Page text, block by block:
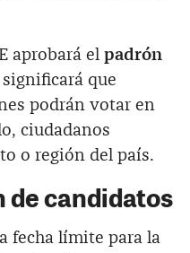
aprobará el padrón
significará que
podrán votar en
ciudadanos
o región del país.
candidatos
fecha límite para la